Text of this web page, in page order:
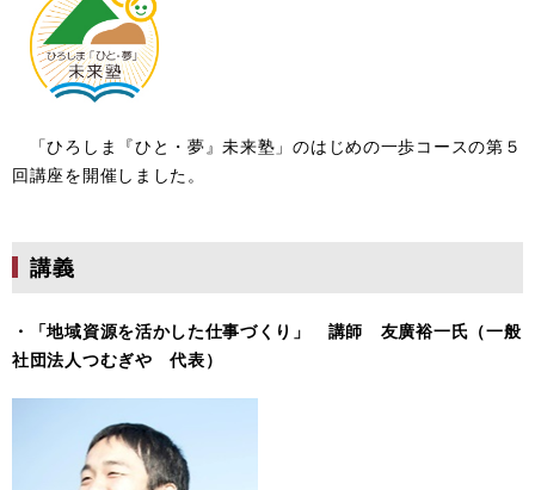
「ひろしま『ひと・夢』未来塾」のはじめの一歩コースの第５
回講座を開催しました。
講義
・「地域資源を活かした仕事づくり」 講師 友廣裕一氏（一般
社団法人つむぎや 代表）